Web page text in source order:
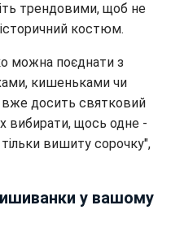
трендовими, щоб не
костюм.
можна поєднати з
кишеньками чи
досить святковий
вибирати, щось одне -
вишиту сорочку",
у вашому